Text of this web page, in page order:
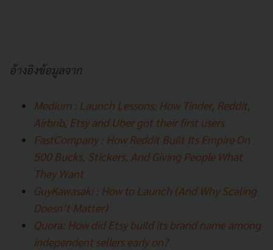
อ้างอิงข้อมูลจาก
Medium : Launch Lessons: How Tinder, Reddit,
Airbnb, Etsy and Uber got their first users
FastCompany : How Reddit Built Its Empire On
500 Bucks, Stickers, And Giving People What
They Want
GuyKawasaki : How to Launch (And Why Scaling
Doesn’t Matter)
Quora: How did Etsy build its brand name among
independent sellers early on?